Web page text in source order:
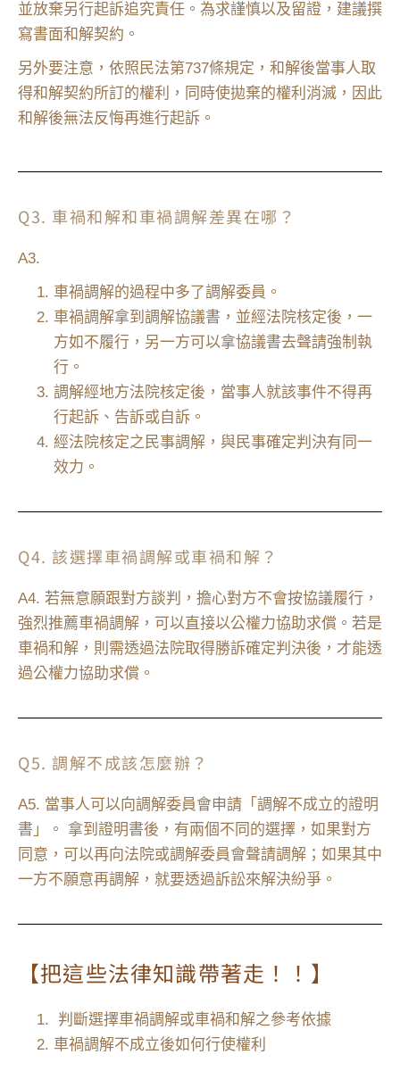
並放棄另行起訴追究責任。為求謹慎以及留證，建議撰
寫書面和解契約。
另外要注意，依照民法第737條規定，和解後當事人取
得和解契約所訂的權利，同時使拋棄的權利消滅，因此
和解後無法反悔再進行起訴。
Q3. 車禍和解和車禍調解差異在哪？
A3.
車禍調解的過程中多了調解委員。
車禍調解拿到調解協議書，並經法院核定後，一
方如不履行，另一方可以拿協議書去聲請強制執
行。
調解經地方法院核定後，當事人就該事件不得再
行起訴、告訴或自訴。
經法院核定之民事調解，與民事確定判決有同一
效力。
Q4. 該選擇車禍調解或車禍和解？
A4. 若無意願跟對方談判，擔心對方不會按協議履行，
強烈推薦車禍調解，可以直接以公權力協助求償。若是
車禍和解，則需透過法院取得勝訴確定判決後，才能透
過公權力協助求償。
Q5. 調解不成該怎麼辦？
A5. 當事人可以向調解委員會申請「調解不成立的證明
書」。 拿到證明書後，有兩個不同的選擇，如果對方
同意，可以再向法院或調解委員會聲請調解；如果其中
一方不願意再調解，就要透過訴訟來解決紛爭。
【把這些法律知識帶著走！！】
判斷選擇車禍調解或車禍和解之參考依據
車禍調解不成立後如何行使權利